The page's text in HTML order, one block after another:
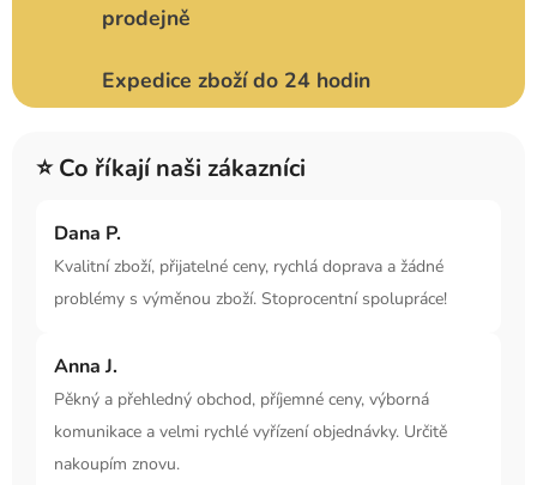
prodejně
Expedice zboží do 24 hodin
⭐ Co říkají naši zákazníci
Dana P.
Kvalitní zboží, přijatelné ceny, rychlá doprava a žádné
problémy s výměnou zboží. Stoprocentní spolupráce!
Anna J.
Pěkný a přehledný obchod, příjemné ceny, výborná
komunikace a velmi rychlé vyřízení objednávky. Určitě
nakoupím znovu.